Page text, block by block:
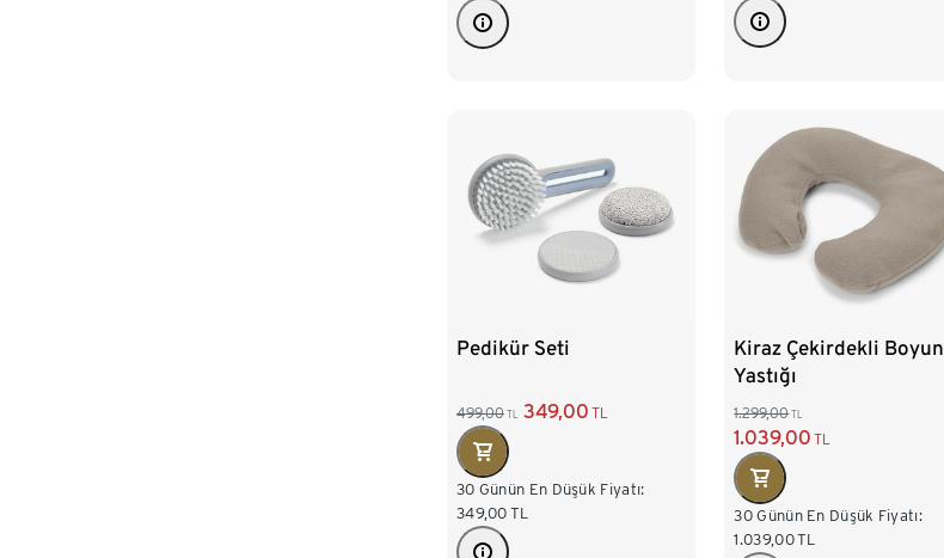
Pedikür Seti
499,00 TL 349,00 TL
30 Günün En Düşük Fiyatı:
349,00 TL
Kiraz Çekirdekli Boyun
Yastığı
1.299,00 TL
1.039,00 TL
30 Günün En Düşük Fiyatı:
1.039,00TL